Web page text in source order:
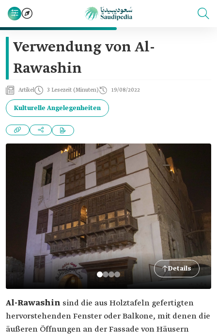
Verwendung von Al-
Rawashin
Artikel 3 Lesezeit (Minuten) 19/08/2022
Kulturelle Angelegenheiten
Details
Al-Rawashin sind die aus Holztafeln gefertigten
hervorstehenden Fenster oder Balkone, mit denen die
äußeren Öffnungen an der Fassade von Häusern